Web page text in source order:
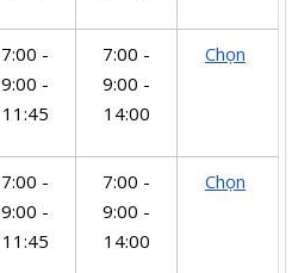
7:00 -
9:00 -
11:45
7:00 -
9:00 -
14:00
Chọn
7:00 -
9:00 -
11:45
7:00 -
9:00 -
14:00
Chọn